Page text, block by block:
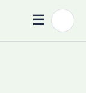
☰Menü